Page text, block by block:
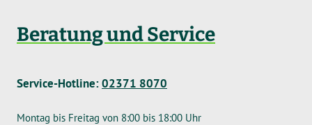
Beratung und Service
Service-Hotline:02371 8070
Montag bis Freitag von 8:00 bis 18:00 Uhr